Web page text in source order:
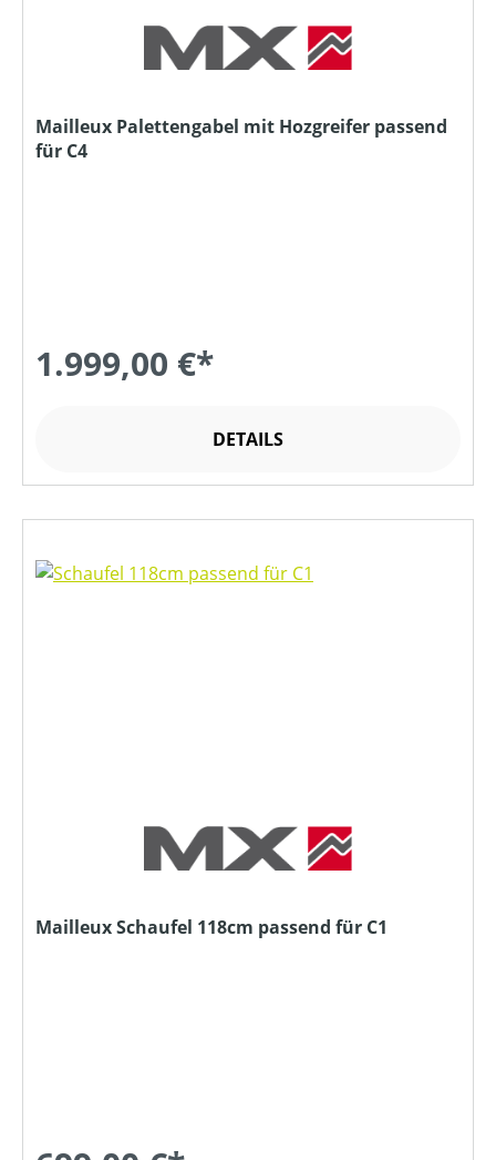
Mailleux Palettengabel mit Hozgreifer passend
für C4
1.999,00 €*
DETAILS
Mailleux Schaufel 118cm passend für C1